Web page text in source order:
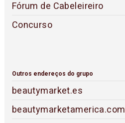
Fórum de Cabeleireiro
Concurso
Outros endereços do grupo
beautymarket.es
beautymarketamerica.com